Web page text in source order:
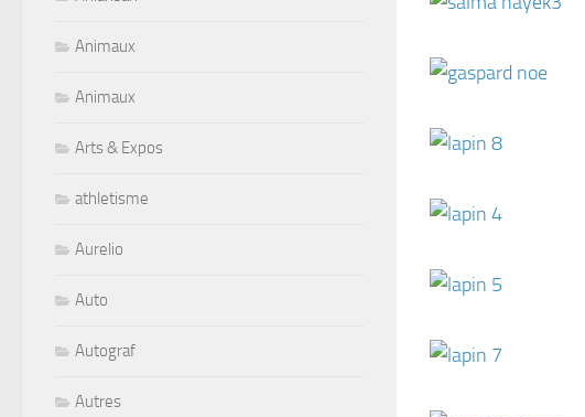
Animaux
Animaux
Arts & Expos
athletisme
Aurelio
Auto
Autograf
Autres